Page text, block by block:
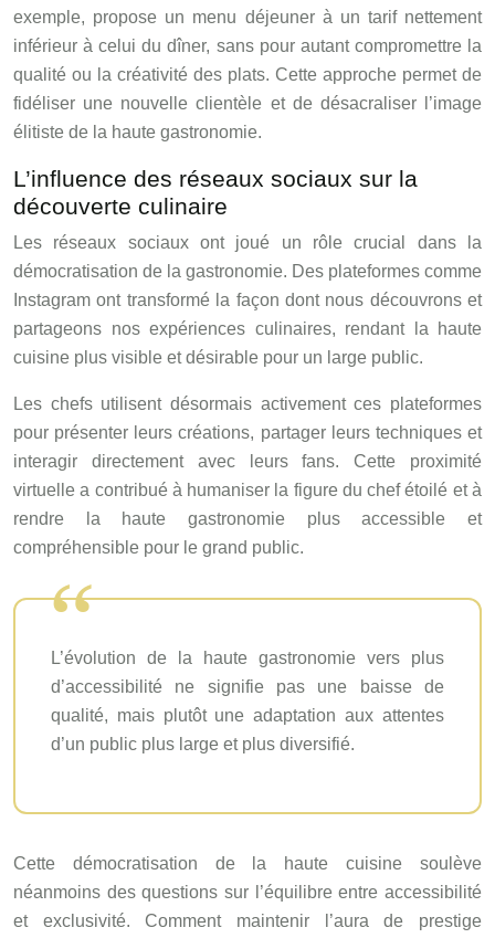
exemple, propose un menu déjeuner à un tarif nettement
inférieur à celui du dîner, sans pour autant compromettre la
qualité ou la créativité des plats. Cette approche permet de
fidéliser une nouvelle clientèle et de désacraliser l’image
élitiste de la haute gastronomie.
L’influence des réseaux sociaux sur la
découverte culinaire
Les réseaux sociaux ont joué un rôle crucial dans la
démocratisation de la gastronomie. Des plateformes comme
Instagram ont transformé la façon dont nous découvrons et
partageons nos expériences culinaires, rendant la haute
cuisine plus visible et désirable pour un large public.
Les chefs utilisent désormais activement ces plateformes
pour présenter leurs créations, partager leurs techniques et
interagir directement avec leurs fans. Cette proximité
virtuelle a contribué à humaniser la figure du chef étoilé et à
rendre la haute gastronomie plus accessible et
compréhensible pour le grand public.
L’évolution de la haute gastronomie vers plus
d’accessibilité ne signifie pas une baisse de
qualité, mais plutôt une adaptation aux attentes
d’un public plus large et plus diversifié.
Cette démocratisation de la haute cuisine soulève
néanmoins des questions sur l’équilibre entre accessibilité
et exclusivité. Comment maintenir l’aura de prestige